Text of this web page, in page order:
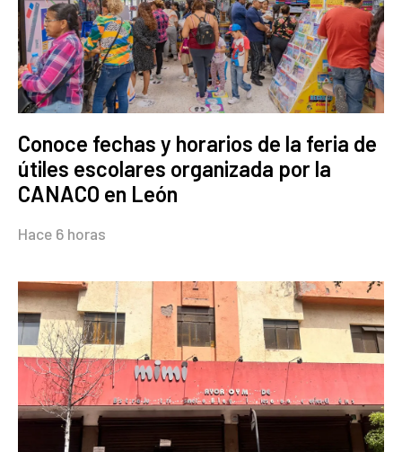
Conoce fechas y horarios de la feria de
útiles escolares organizada por la
CANACO en León
Hace 6 horas